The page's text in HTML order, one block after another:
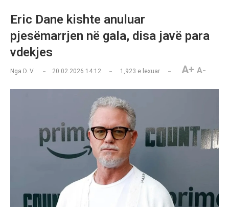
Eric Dane kishte anuluar
pjesëmarrjen në gala, disa javë para
vdekjes
Nga D. V. 20.02.2026 14:12 1,923 e lexuar A+ A-